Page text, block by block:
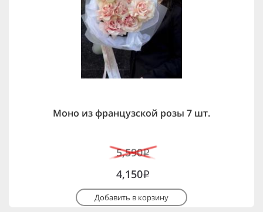
Моно из французской розы 7 шт.
5,590i
4,150i
Добавить в корзину